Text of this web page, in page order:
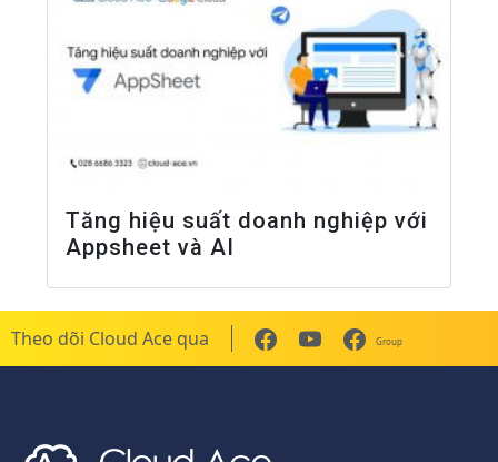
Tăng hiệu suất doanh nghiệp với
Appsheet và AI
Theo dõi Cloud Ace qua Group